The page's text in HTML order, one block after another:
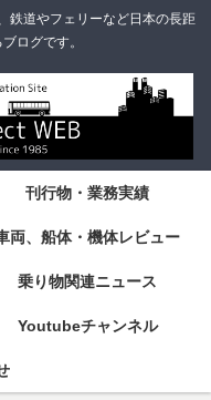
鉄道やフェリーなど日本の長距
ログです。
刊行物・業務実績
両、船体・機体レビュー
乗り物関連ニュース
Youtubeチャンネル